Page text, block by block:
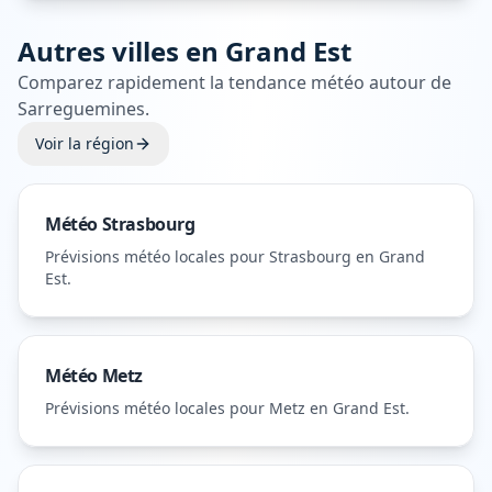
Autres villes en Grand Est
Comparez rapidement la tendance météo autour de
Sarreguemines.
Voir la région
MétéoStrasbourg
Prévisions météo locales pour Strasbourg en Grand
Est.
Météo Metz
Prévisions météo locales pour Metz en Grand Est.